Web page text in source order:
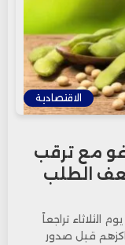
الاقتصادية
مع ترقب
الطلب
تراجعاً
قبل صدور